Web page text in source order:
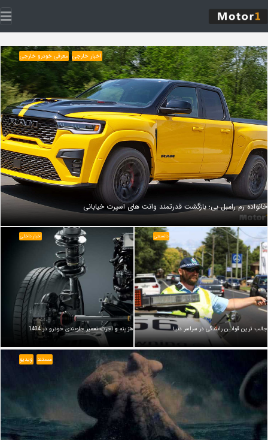
خانواده رم رامبل‌ بی؛ بازگشت قدرتمند وانت‌ های اسپرت خیابانی
اخبار خارجی معرفی خودرو خارجی
جالب ترین قوانین رانندگی در سراسر دنیا
دانستنی
هزینه و اجرت تعمیر جلوبندی خودرو در 1404
اخبار داخلی
مستند ویدیو